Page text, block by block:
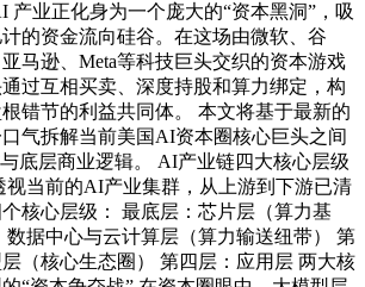
产业正化身为一个庞大的“资本黑洞”，吸
的资金流向硅谷。在这场由微软、谷
马逊、Meta等科技巨头交织的资本游戏
过互相买卖、深度持股和算力绑定，构
错节的利益共同体。 本文将基于最新的
气拆解当前美国AI资本圈核心巨头之间
底层商业逻辑。 AI产业链四大核心层级
视当前的AI产业集群，从上游到下游已清
核心层级： 最底层：芯片层（算力基
数据中心与云计算层（算力输送纽带） 第
（核心生态圈） 第四层：应用层 两大核